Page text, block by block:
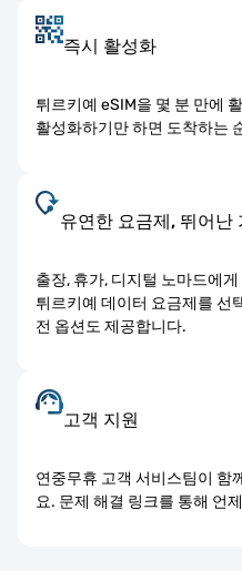
즉시 활성화
튀르키예 eSIM을 몇 분 만에
활성화하기만 하면 도착하는
유연한 요금제, 뛰어난
출장, 휴가, 디지털 노마드에
튀르키예 데이터 요금제를 선
전 옵션도 제공합니다.
고객 지원
연중무휴 고객 서비스팀이 함
요. 문제 해결 링크를 통해 언